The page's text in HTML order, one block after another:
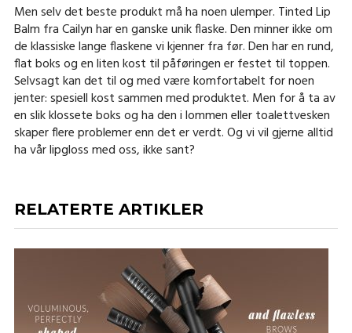
Men selv det beste produkt må ha noen ulemper. Tinted Lip
Balm fra Cailyn har en ganske unik flaske. Den minner ikke om
de klassiske lange flaskene vi kjenner fra før. Den har en rund,
flat boks og en liten kost til påføringen er festet til toppen.
Selvsagt kan det til og med være komfortabelt for noen
jenter: spesiell kost sammen med produktet. Men for å ta av
en slik klossete boks og ha den i lommen eller toalettvesken
skaper flere problemer enn det er verdt. Og vi vil gjerne alltid
ha vår lipgloss med oss, ikke sant?
RELATERTE ARTIKLER